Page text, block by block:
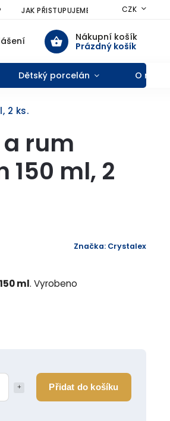
JAK PŘISTUPUJEME KE SLEVÁM?
CZK
Nákupní košík
Prázdný košík
Dětský porcelán O nás
2 ks.
Přidat do košíku
rum
150 ml, 2
Značka: Crystalex
ml. Vyrobeno